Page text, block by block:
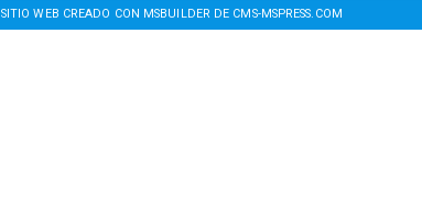
SITIO WEB CREADO CON MSBUILDER DE CMS-MSPRESS.COM